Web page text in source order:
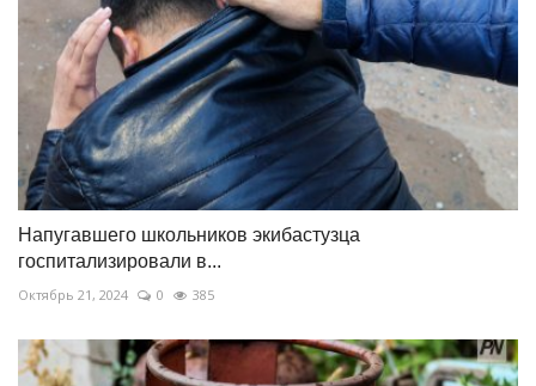
Напугавшего школьников экибастузца
госпитализировали в...
Октябрь 21, 2024 0 385